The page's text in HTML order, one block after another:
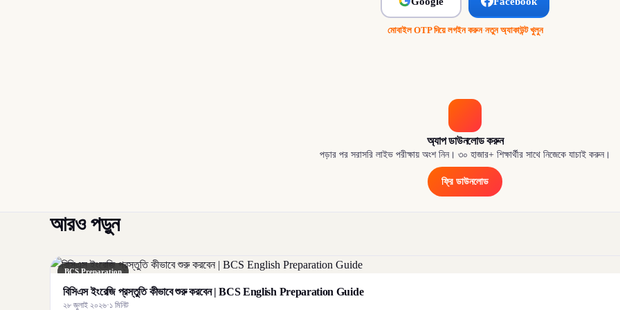
মোবাইল OTP দিয়ে লগইন করুন·নতুন অ্যাকাউন্ট খুলুন
অ্যাপ ডাউনলোড করুন
পড়ার পর সরাসরি লাইভ পরীক্ষায় অংশ নিন। ৩০ হাজার+ শিক্ষার্থীর সাথে নিজেকে যাচাই করুন।
ফ্রি ডাউনলোড
আরও পড়ুন
BCS Preparation
বিসিএস ইংরেজি প্রস্তুতি কীভাবে শুরু করবেন | BCS English Preparation Guide
২৮ জুলাই ২০২৬·১ মিনিট